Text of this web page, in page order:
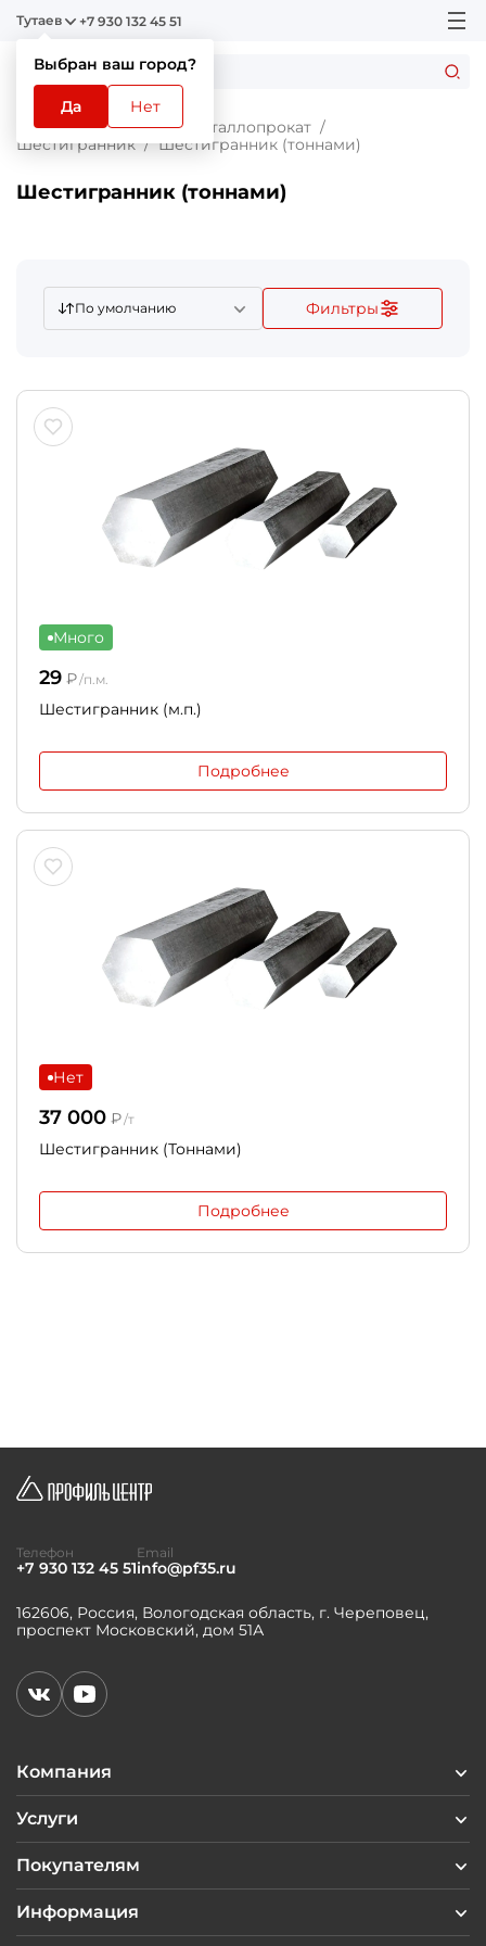
Тутаев
Выбран ваш город?
Да Нет
+7 930 132 45 51
Главная Каталог
Металлопрокат
Шестигранник
Шестигранник (тоннами)
Шестигранник (тоннами)
По умолчанию Фильтры
Много
29 ₽/п.м.
Шестигранник (м.п.)
Подробнее
Нет
37 000 ₽/т
Шестигранник (Тоннами)
Подробнее
Компания
Услуги
Покупателям
Информация
162606, Россия, Вологодская область, г. Череповец,
проспект Московский, дом 51А
Телефон
+7 930 132 45 51
Email
info@pf35.ru